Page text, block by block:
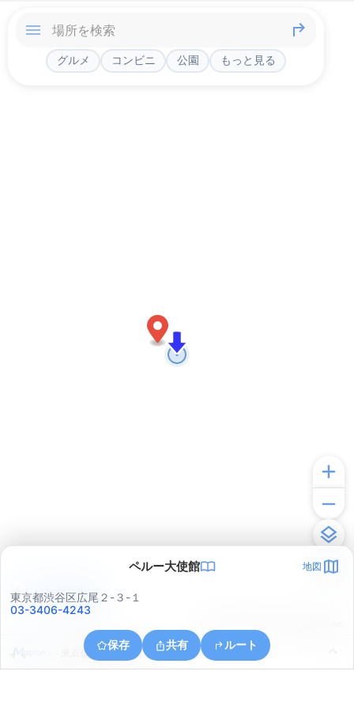
グルメ コンビニ 公園 もっと見る
ペルー大使館 地図
東京都渋谷区広尾２-３-１
03-3406-4243
保存 共有 ルート
東京都港区白金２丁目１
アプリで見る